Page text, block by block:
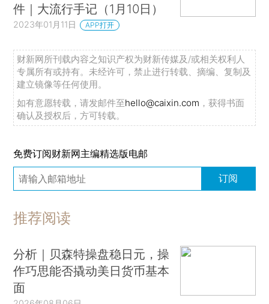
件｜大流行手记（1月10日）
2023年01月11日 APP打开
财新网所刊载内容之知识产权为财新传媒及/或相关权利人
专属所有或持有。未经许可，禁止进行转载、摘编、复制及
建立镜像等任何使用。
如有意愿转载，请发邮件至hello@caixin.com ，获得书面
确认及授权后，方可转载。
免费订阅财新网主编精选版电邮
订阅
推荐阅读
分析｜贝森特操盘稳日元，操
作巧思能否撬动美日货币基本
面